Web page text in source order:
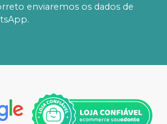
enviaremos os dados de